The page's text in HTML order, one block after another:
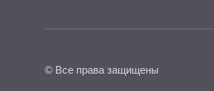
© Все права защищены